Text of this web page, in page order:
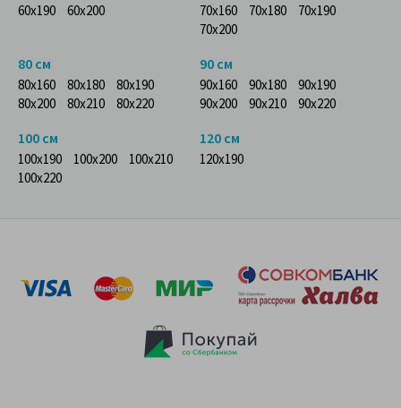
60x190 60x200 70x160 70x180
70x190
70x200
80 см
80x160 80x180
80x190
80x200
80x210 80x220
90 см
90x160 90x180
90x190
90x200
90x210 90x220
100 см
100x190 100x200
100x210
100x220
120 см
120x190